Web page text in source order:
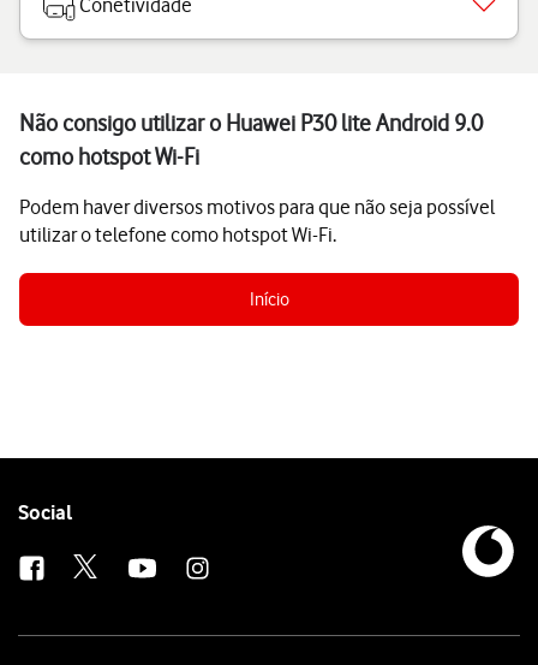
Conetividade
Não consigo utilizar o Huawei P30 lite Android 9.0
como hotspot Wi-Fi
Podem haver diversos motivos para que não seja possível
utilizar o telefone como hotspot Wi-Fi.
Início
Follow
Social